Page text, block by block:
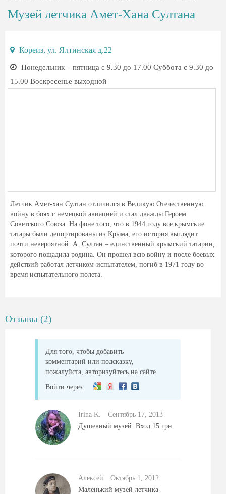
Музей летчика Амет-Хана Султана
Кореиз, ул. Ялтинская д.22
Понедельник – пятница с 9.30 до 17.00 Суббота с 9.30 до
15.00 Воскресенье выходной
Летчик Амет-хан Султан отличился в Великую Отечественную
войну в боях с немецкой авиацией и стал дважды Героем
Советского Союза. На фоне того, что в 1944 году все крымские
татары были депортированы из Крыма, его история выглядит
почти невероятной. А. Султан – единственный крымский татарин,
которого пощадила родина. Он прошел всю войну и после боевых
действий работал летчиком-испытателем, погиб в 1971 году во
время испытательного полета.
Отзывы (2)
Для того, чтобы добавить
комментарий или подсказку,
пожалуйста, авторизуйтесь на сайте.
Войти через:
Irina K.
Сентябрь 17, 2013
Душевный музей. Вход 15 грн.
Алексей
Октябрь 1, 2012
Маленький музей летчика-